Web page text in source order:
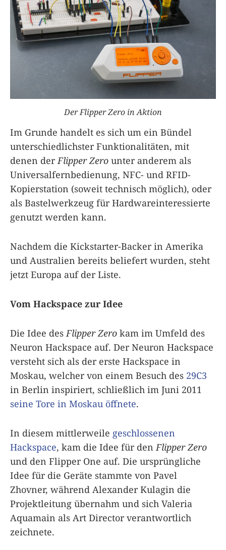
Der Flipper Zero in Aktion
Im Grunde handelt es sich um ein Bündel
unterschiedlichster Funktionalitäten, mit
denen derFlipper Zero unter anderem als
Universalfernbedienung, NFC- und RFID-
Kopierstation (soweit technisch möglich), oder
als Bastelwerkzeug für Hardwareinteressierte
genutzt werden kann.
Nachdem die Kickstarter-Backer in Amerika
und Australien bereits beliefert wurden, steht
jetzt Europa auf der Liste.
Vom Hackspace zur Idee
Die Idee desFlipper Zero kam im Umfeld des
Neuron Hackspace auf. Der Neuron Hackspace
versteht sich als der erste Hackspace in
Moskau, welcher von einem Besuch des 29C3
in Berlin inspiriert, schließlich im Juni 2011
seine Tore in Moskau öffnete.
In diesem mittlerweile geschlossenen
Hackspace, kam die Idee für denFlipper Zero
und den Flipper One auf. Die ursprüngliche
Idee für die Geräte stammte von Pavel
Zhovner, während Alexander Kulagin die
Projektleitung übernahm und sich Valeria
Aquamain als Art Director verantwortlich
zeichnete.